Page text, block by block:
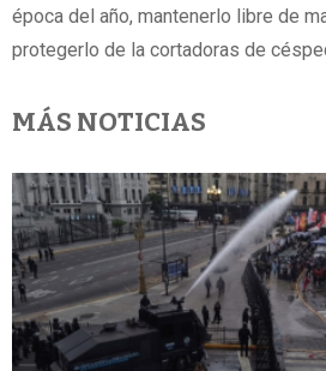
época del año, mantenerlo libre de
protegerlo de la cortadoras de
MÁS NOTICIAS